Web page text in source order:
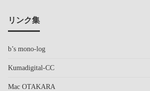
リンク集
b’s mono-log
Kumadigital-CC
Mac OTAKARA